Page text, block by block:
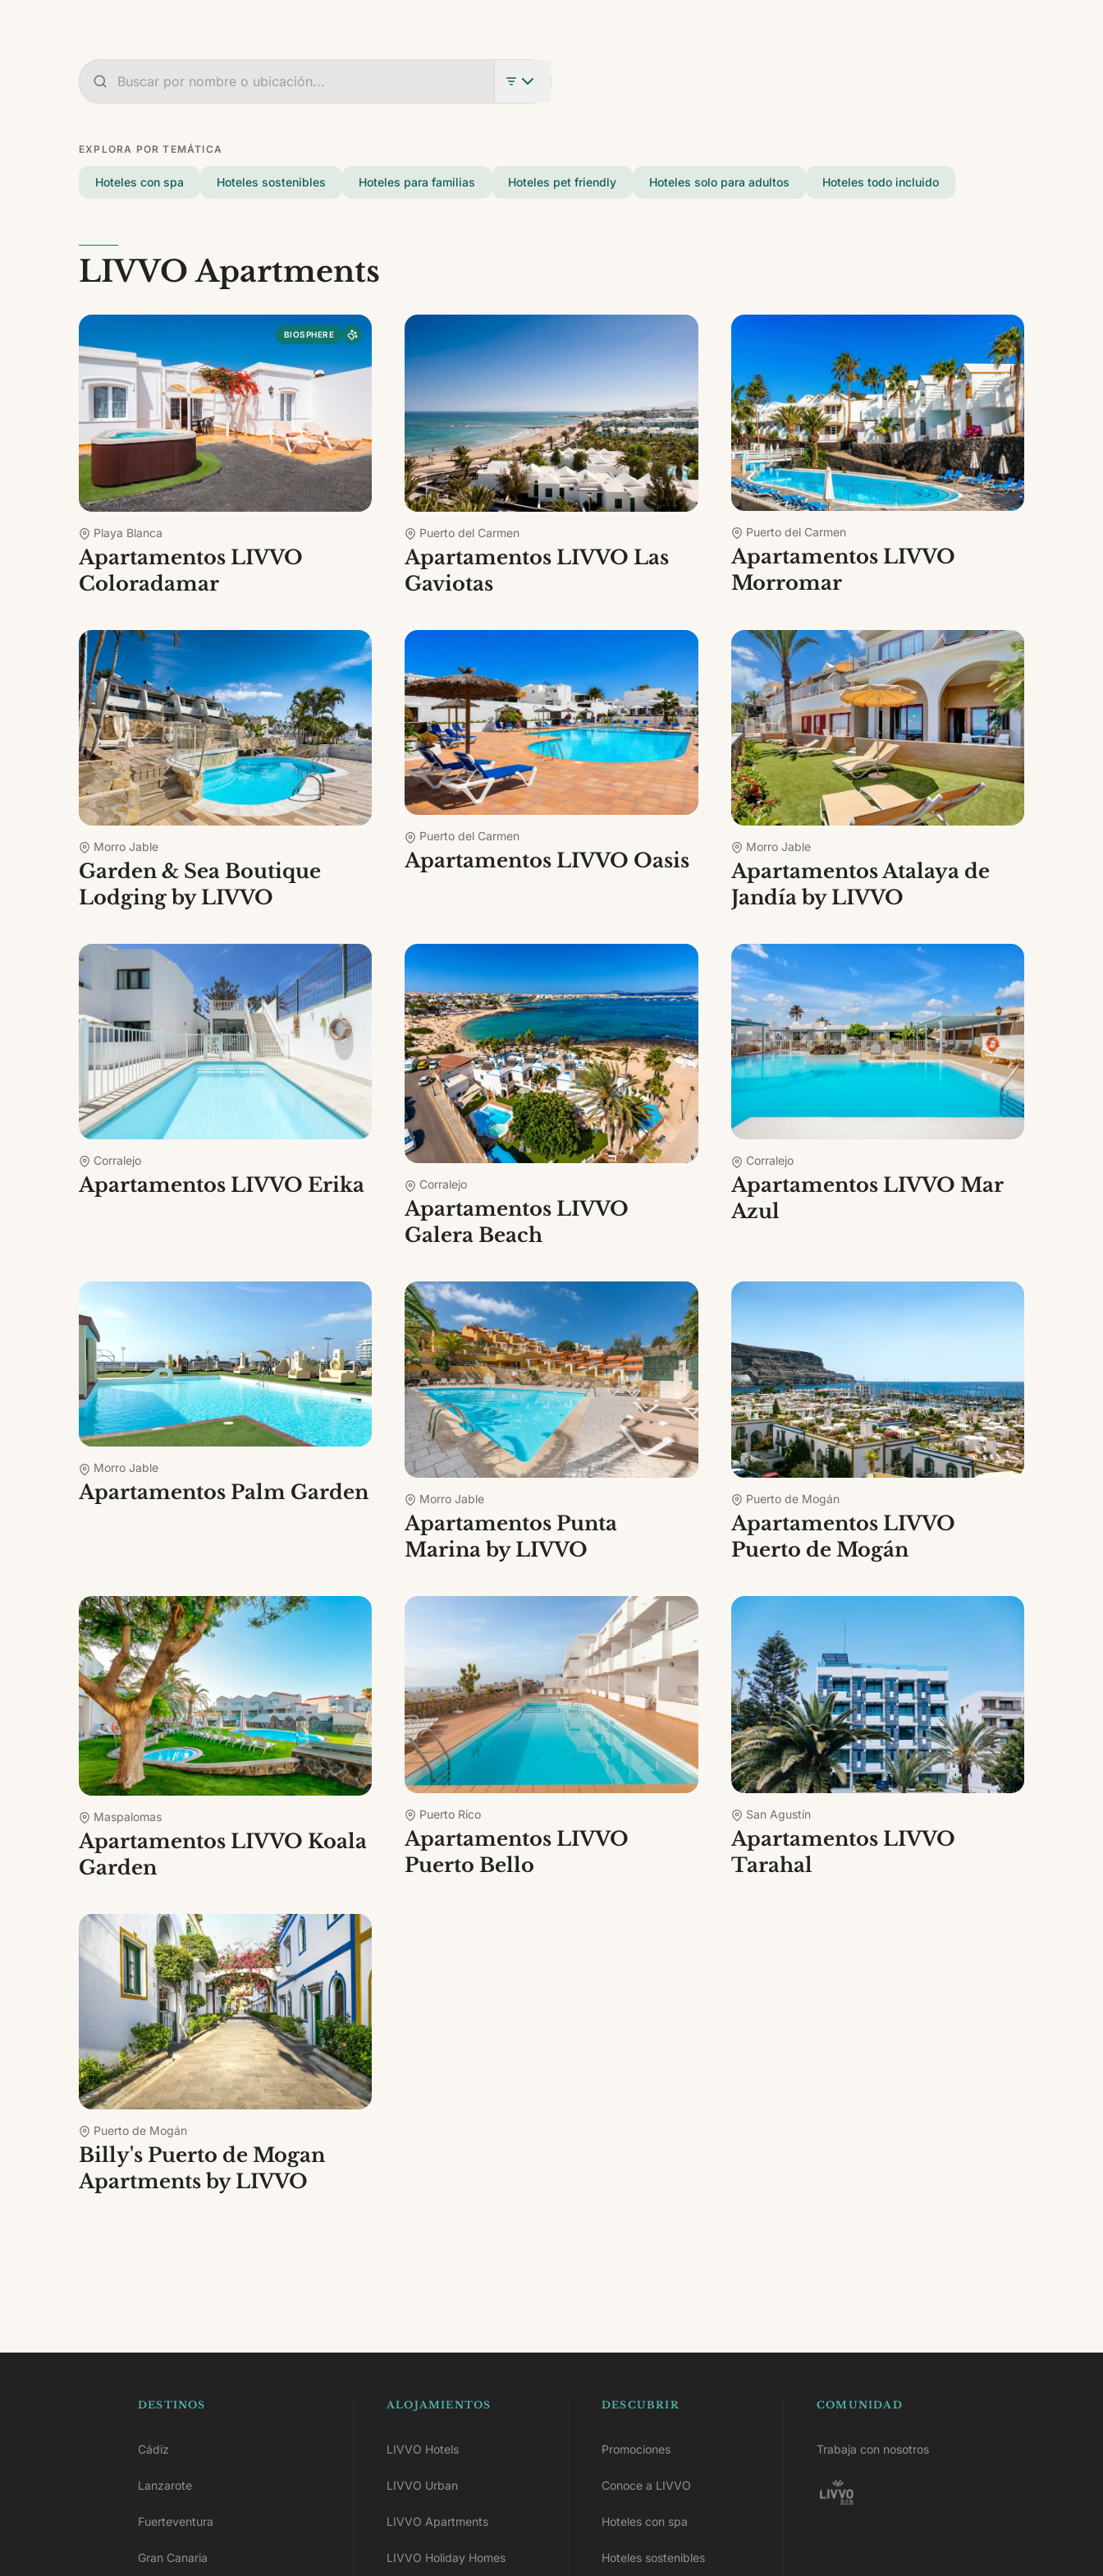
EXPLORA POR TEMÁTICA
Hoteles con spa Hoteles sostenibles Hoteles para familias Hoteles pet friendly Hoteles solo para adultos Hoteles todo incluido
LIVVO Apartments
BIOSPHERE
Playa Blanca
Apartamentos LIVVO
Coloradamar
Puerto del Carmen
Apartamentos LIVVO Las
Gaviotas
Puerto del Carmen
Apartamentos LIVVO
Morromar
Morro Jable
Garden & Sea Boutique
Lodging by LIVVO
Puerto del Carmen
Apartamentos LIVVO Oasis
Morro Jable
Apartamentos Atalaya de
Jandía by LIVVO
Corralejo
Apartamentos LIVVO Erika Corralejo
Apartamentos LIVVO
Galera Beach
Corralejo
Apartamentos LIVVO Mar
Azul
Morro Jable
Apartamentos Palm Garden Morro Jable
Apartamentos Punta
Marina by LIVVO
Puerto de Mogán
Apartamentos LIVVO
Puerto de Mogán
Maspalomas
Apartamentos LIVVO Koala
Garden
Puerto Rico
Apartamentos LIVVO
Puerto Bello
San Agustín
Apartamentos LIVVO
Tarahal
Puerto de Mogán
Billy's Puerto de Mogan
Apartments by LIVVO
DESTINOS
Cádiz
Lanzarote
Fuerteventura
Gran Canaria
ALOJAMIENTOS
LIVVO Hotels
LIVVO Urban
LIVVO Apartments
LIVVO Holiday Homes
DESCUBRIR
Promociones
Conoce a LIVVO
Hoteles con spa
Hoteles sostenibles
COMUNIDAD
Trabaja con nosotros